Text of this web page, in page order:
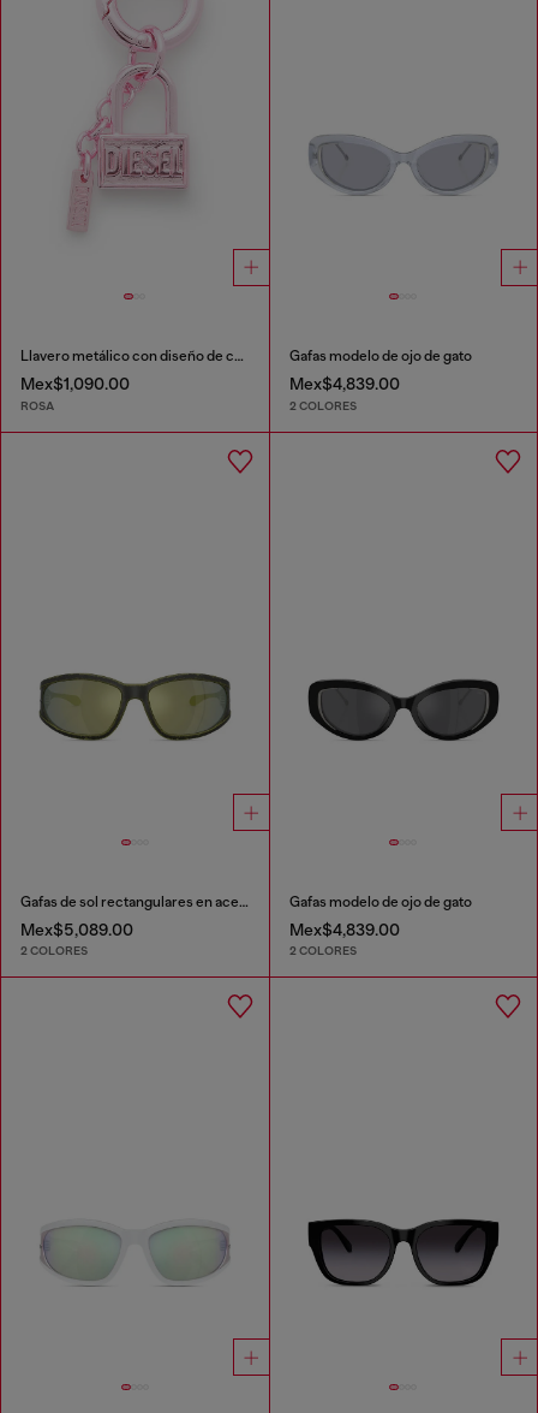
Llavero metálico con diseño de candado
Mex$1,090.00
ROSA
Gafas modelo de ojo de gato
Mex$4,839.00
2 COLORES
Gafas de sol rectangulares en acetato
Mex$5,089.00
2 COLORES
Gafas modelo de ojo de gato
Mex$4,839.00
2 COLORES